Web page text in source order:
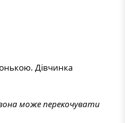
Дівчинка
може перекочувати